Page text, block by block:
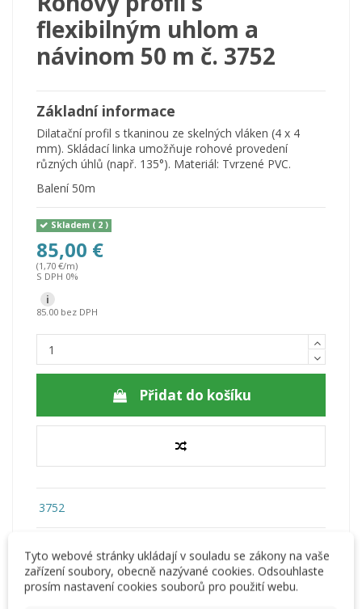
flexibilným uhlom a
návinom 50 m č. 3752
Základní informace
Dilatační profil s tkaninou ze skelných vláken (4 x 4
mm). Skládací linka umožňuje rohové provedení
různých úhlů (např. 135°). Materiál: Tvrzené PVC.
Balení 50m
Skladem ( 2 )
85,00 €
(1,70 €/m)
S DPH 0%
i
85.00 bez DPH
Přidat do košíku
3752
Tyto webové stránky ukládají v souladu se zákony na vaše
zařízení soubory, obecně nazývané cookies. Odsouhlaste
prosím nastavení cookies souborů pro použití webu.